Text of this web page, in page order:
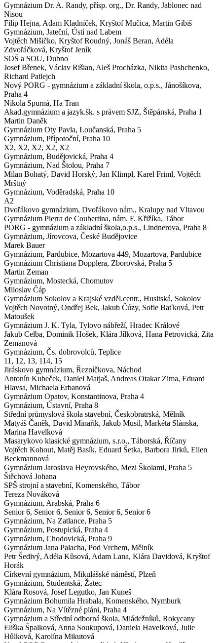
Gymnázium Dr. A. Randy, přísp. org., Dr. Randy, Jablonec nad
Nisou
Filip Hejna, Adam Kladníček, Kryštof Mučica, Martin Gibiš
Gymnázium, Jateční, Ústí nad Labem
Vojtěch Mišičko, Kryštof Roudný, Jonáš Beran, Adéla
Zdvořáčková, Kryštof Jeník
SOŠ a SOU, Dubno
Josef Břenek, Václav Rišian, Aleš Procházka, Nikita Pashchenko,
Richard Patlejch
Nový PORG - gymnázium a základní škola, o.p.s., Jánošíkova,
Praha 4
Nikola Spurná, Ha Tran
Akad.gymnázium a jazyk.šk. s právem SJZ, Štěpánská, Praha 1
Martin Daněk
Gymnázium Oty Pavla, Loučanská, Praha 5
Gymnázium, Přípotoční, Praha 10
X2, X2, X2, X2, X2
Gymnázium, Budějovická, Praha 4
Gymnázium, Nad Štolou, Praha 7
Milan Bohatý, David Horský, Jan Klimpl, Karel Friml, Vojtěch
Mrštný
Gymnázium, Voděradská, Praha 10
A2
Dvořákovo gymnázium, Dvořákovo nám., Kralupy nad Vltavou
Gymnázium Pierra de Coubertina, nám. F. Křižíka, Tábor
PORG - gymnázium a základní škola,o.p.s., Lindnerova, Praha 8
Gymnázium, Jírovcova, České Budějovice
Marek Bauer
Gymnázium, Pardubice, Mozartova 449, Mozartova, Pardubice
Gymnázium Christiana Dopplera, Zborovská, Praha 5
Martin Zeman
Gymnázium, Mostecká, Chomutov
Miloslav Čáp
Gymnázium Sokolov a Krajské vzděl.centr., Husitská, Sokolov
Vojtěch Novotný, Ondřej Bek, Jakub Čúzy, Sofie Baťková, Petr
Matoušek
Gymnázium J. K. Tyla, Tylovo nábřeží, Hradec Králové
Jakub Celba, Dominik Hošek, Klára Jílková, Hana Petrovická, Zita
Zemanová
Gymnázium, Čs. dobrovolců, Teplice
11, 12, 13, 114, 15
Jiráskovo gymnázium, Řezníčkova, Náchod
Antonín Kubeček, Daniel Matjaš, Andreas Otakar Zima, Eduard
Hlavsa, Michaela Erbanová
Gymnázium Opatov, Konstantinova, Praha 4
Gymnázium, Ústavní, Praha 8
Střední průmyslová škola stavební, Českobratrská, Mělník
Matyáš Čaněk, David Minařík, Jakub Musil, Markéta Slánska,
Marina Havelková
Masarykovo klasické gymnázium, s.r.o., Táborská, Říčany
Vojtěch Kohout, Matěj Basík, Eduard Šetka, Barbora Jirků, Ellen
Beckmannová
Gymnázium Jaroslava Heyrovského, Mezi Školami, Praha 5
Štěchová Johana
SPŠ strojní a stavební, Komenského, Tábor
Tereza Nováková
Gymnázium, Arabská, Praha 6
Senior 6, Senior 6, Senior 6, Senior 6, Senior 6
Gymnázium, Na Zatlance, Praha 5
Gymnázium, Postupická, Praha 4
Gymnázium, Chodovická, Praha 9
Gymnázium Jana Palacha, Pod Vrchem, Mělník
Petr Šedivý, Adéla Kůsová, Adam Lana, Klára Davidová, Kryštof
Horák
Církevní gymnázium, Mikulášské náměstí, Plzeň
Gymnázium, Studentská, Žatec
Klára Rosová, Josef Legutko, Jan Kuneš
Gymnázium Bohumila Hrabala, Komenského, Nymburk
Gymnázium, Na Vítězné pláni, Praha 4
Gymnázium a Střední odborná škola, Mládežníků, Rokycany
Eliška Špalková, Anna Soukupová, Daniela Havelková, Julie
Hůlková, Karolína Mikutová